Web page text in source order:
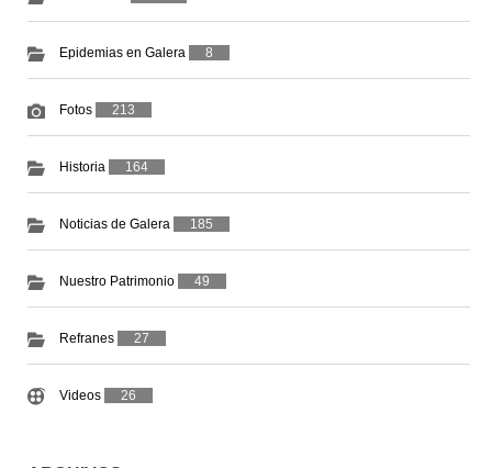
Epidemias en Galera 8
Fotos 213
Historia 164
Noticias de Galera 185
Nuestro Patrimonio 49
Refranes 27
Videos 26